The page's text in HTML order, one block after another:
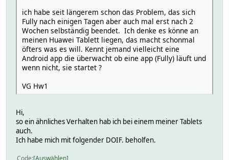
ich habe seit längerem schon das Problem, das sich
Fully nach einigen Tagen aber auch mal erst nach 2
Wochen selbständig beendet. Ich denke es könne an
meinen Huawei Tablett liegen, das macht schonmal
öfters was es will. Kennt jemand vielleicht eine
Android app die überwacht ob eine app (Fully) läuft und
wenn nicht, sie startet ?
VG Hw1
Hi,
so ein ähnliches Verhalten hab ich bei einem meiner Tablets
auch.
Ich habe mich mit folgender DOIF. beholfen.
Code Auswählen